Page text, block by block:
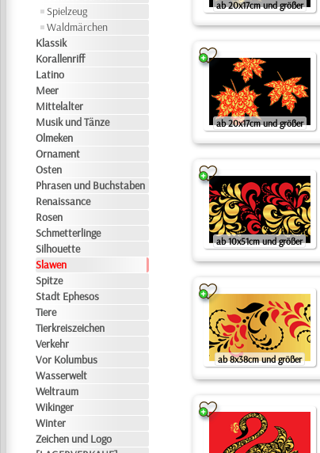
Spielzeug
Waldmärchen
Klassik
Korallenriff
Latino
Meer
Mittelalter
Musik und Tänze
Olmeken
Ornament
Osten
Phrasen und Buchstaben
Renaissance
Rosen
Schmetterlinge
Silhouette
Slawen
Spitze
Stadt Ephesos
Tiere
Tierkreiszeichen
Verkehr
Vor Kolumbus
Wasserwelt
Weltraum
Wikinger
Winter
Zeichen und Logo
ab 20x17cm und größer
ab 20x17cm und größer
ab 10x51cm und größer
ab 8x38cm und größer